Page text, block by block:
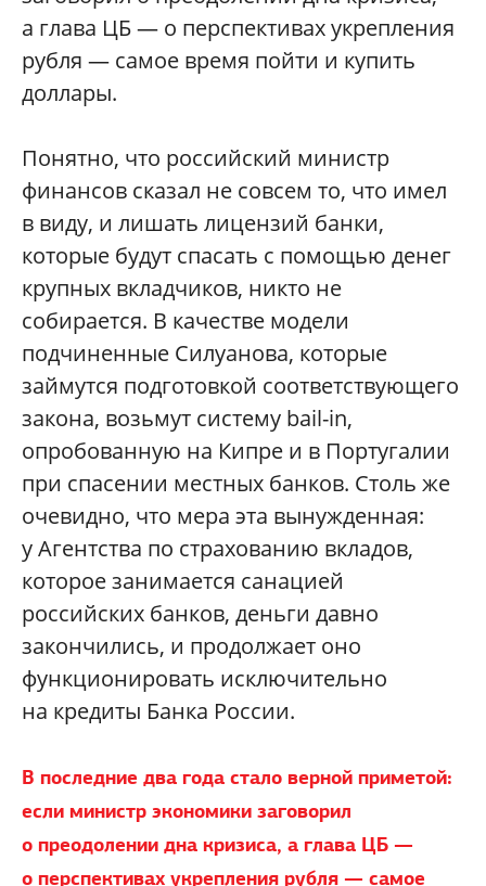
а глава ЦБ — о перспективах укрепления
рубля — самое время пойти и купить
доллары.
Понятно, что российский министр
финансов сказал не совсем то, что имел
в виду, и лишать лицензий банки,
которые будут спасать с помощью денег
крупных вкладчиков, никто не
собирается. В качестве модели
подчиненные Силуанова, которые
займутся подготовкой соответствующего
закона, возьмут систему bail-in,
опробованную на Кипре и в Португалии
при спасении местных банков. Столь же
очевидно, что мера эта вынужденная:
у Агентства по страхованию вкладов,
которое занимается санацией
российских банков, деньги давно
закончились, и продолжает оно
функционировать исключительно
на кредиты Банка России.
В последние два года стало верной приметой:
если министр экономики заговорил
о преодолении дна кризиса, а глава ЦБ —
о перспективах укрепления рубля — самое